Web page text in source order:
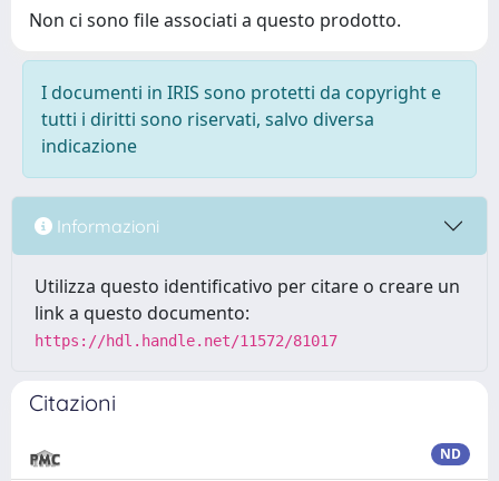
Non ci sono file associati a questo prodotto.
I documenti in IRIS sono protetti da copyright e
tutti i diritti sono riservati, salvo diversa
indicazione
Informazioni
Utilizza questo identificativo per citare o creare un
link a questo documento:
https://hdl.handle.net/11572/81017
Citazioni
ND